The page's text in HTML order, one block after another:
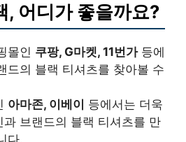
, 어디가 좋을까요?
몰인 쿠팡, G마켓, 11번가등에
드의 블랙 티셔츠를 찾아볼 수
아마존, 이베이
등에서는 더욱
과 브랜드의 블랙 티셔츠를 만